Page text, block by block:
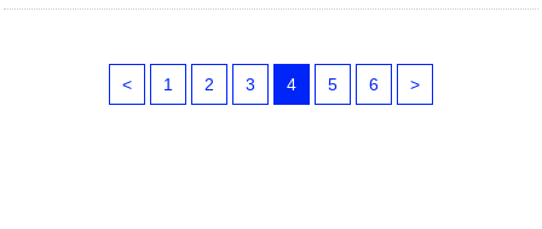
< 1 2 3 4 5 6 >